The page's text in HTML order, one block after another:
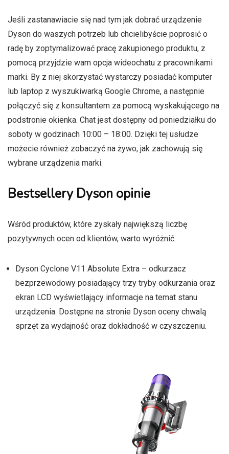
Jeśli zastanawiacie się nad tym jak dobrać urządzenie
Dyson do waszych potrzeb lub chcielibyście poprosić o
radę by zoptymalizować pracę zakupionego produktu, z
pomocą przyjdzie wam opcja wideochatu z pracownikami
marki. By z niej skorzystać wystarczy posiadać komputer
lub laptop z wyszukiwarką Google Chrome, a następnie
połączyć się z konsultantem za pomocą wyskakującego na
podstronie okienka. Chat jest dostępny od poniedziałku do
soboty w godzinach 10:00 – 18:00. Dzięki tej usłudze
możecie również zobaczyć na żywo, jak zachowują się
wybrane urządzenia marki.
Bestsellery Dyson opinie
Wśród produktów, które zyskały największą liczbę
pozytywnych ocen od klientów, warto wyróżnić:
Dyson Cyclone V11 Absolute Extra – odkurzacz
bezprzewodowy posiadający trzy tryby odkurzania oraz
ekran LCD wyświetlający informacje na temat stanu
urządzenia. Dostępne na stronie Dyson oceny chwalą
sprzęt za wydajność oraz dokładność w czyszczeniu.